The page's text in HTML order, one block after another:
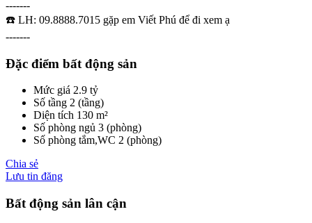
-------
☎️ LH: 09.8888.7015 gặp em Viết Phú để đi xem ạ
-------
Đặc điểm bất động sản
Mức giá 2.9 tỷ
Số tầng 2 (tầng)
Diện tích 130 m²
Số phòng ngủ 3 (phòng)
Số phòng tắm,WC 2 (phòng)
Chia sẻ
Lưu tin đăng
Bất động sản lân cận